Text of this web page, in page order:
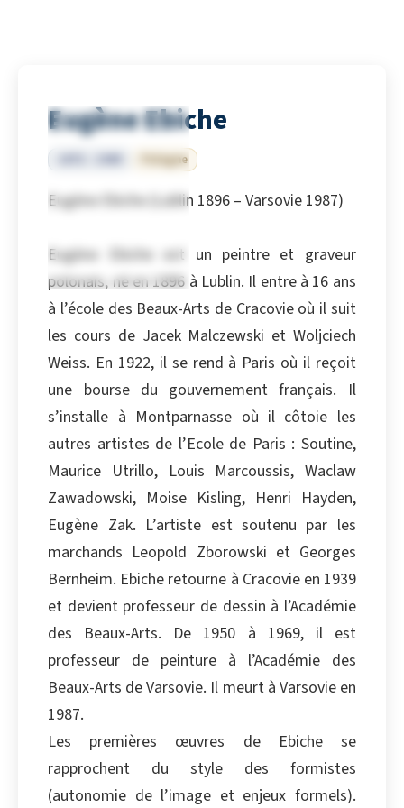
Eugène Ebiche
Pologne
Eugène Ebiche (Lublin 1896 – Varsovie 1987)
Eugène Ebiche est un peintre et graveur
polonais, né en 1896 à Lublin. Il entre à 16 ans
à l’école des Beaux-Arts de Cracovie où il suit
les cours de Jacek Malczewski et Woljciech
Weiss. En 1922, il se rend à Paris où il reçoit
une bourse du gouvernement français. Il
s’installe à Montparnasse où il côtoie les
autres artistes de l’Ecole de Paris : Soutine,
Maurice Utrillo, Louis Marcoussis, Waclaw
Zawadowski, Moise Kisling, Henri Hayden,
Eugène Zak. L’artiste est soutenu par les
marchands Leopold Zborowski et Georges
Bernheim. Ebiche retourne à Cracovie en 1939
et devient professeur de dessin à l’Académie
des Beaux-Arts. De 1950 à 1969, il est
professeur de peinture à l’Académie des
Beaux-Arts de Varsovie. Il meurt à Varsovie en
1987.
Les premières œuvres de Ebiche se
rapprochent du style des formistes
(autonomie de l’image et enjeux formels).
Copier